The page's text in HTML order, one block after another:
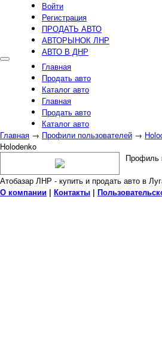
Войти
Регистрация
ПРОДАТЬ АВТО
АВТОРЫНОК ЛНР
АВТО В ДНР
Главная
Продать авто
Каталог авто
Главная
Продать авто
Каталог авто
Главная → Профили пользователей →
Holodenko
Профиль
Атобазар ЛНР - купить и продать авто в
О компании | Контакты |